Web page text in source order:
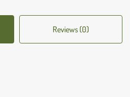
Reviews (0)